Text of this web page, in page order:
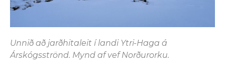
Unnið að jarðhitaleit í landi Ytri-Haga á
Árskógsströnd. Mynd af vef Norðurorku.